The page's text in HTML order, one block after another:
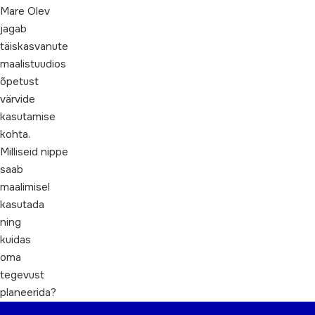
Mare Olev
jagab
täiskasvanute
maalistuudios
õpetust
värvide
kasutamise
kohta.
Milliseid nippe
saab
maalimisel
kasutada
ning
kuidas
oma
tegevust
planeerida?